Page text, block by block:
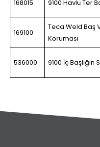
168015 9100 Havlu Ter
169100
Teca Weld Baş
Koruması
536000 9100 İç Başlığın